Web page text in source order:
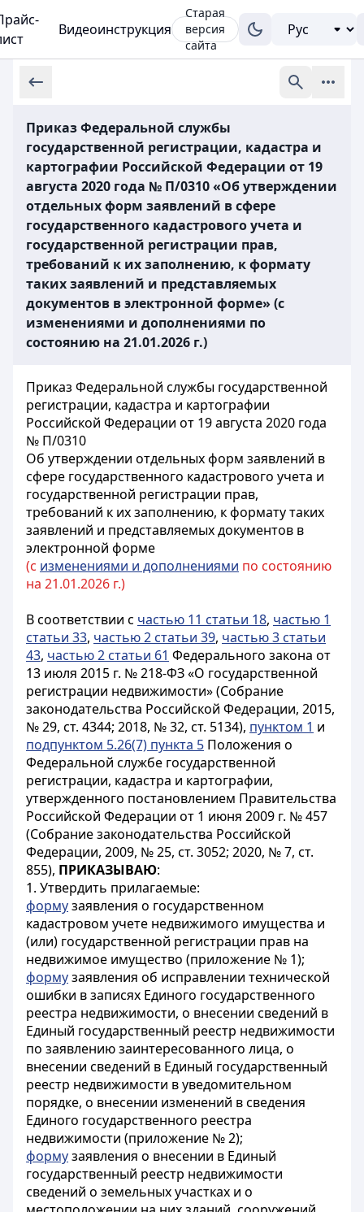
Видеоинструкция
Старая
версия
сайта
Приказ Федеральной службы
государственной регистрации, кадастра и
картографии Российской Федерации от 19
августа 2020 года № П/0310 «Об утверждении
отдельных форм заявлений в сфере
государственного кадастрового учета и
государственной регистрации прав,
требований к их заполнению, к формату
таких заявлений и представляемых
документов в электронной форме» (с
изменениями и дополнениями по
состоянию на 21.01.2026 г.)
Приказ Федеральной службы государственной
регистрации, кадастра и картографии
Российской Федерации от 19 августа 2020 года
№ П/0310
Об утверждении отдельных форм заявлений в
сфере государственного кадастрового учета и
государственной регистрации прав,
требований к их заполнению, к формату таких
заявлений и представляемых документов в
электронной форме
(с изменениями и дополнениями по состоянию
на 21.01.2026 г.)
В соответствии с частью 11 статьи 18, частью 1
статьи 33, частью 2 статьи 39, частью 3 статьи
43, частью 2 статьи 61 Федерального закона от
13 июля 2015 г. № 218-ФЗ «О государственной
регистрации недвижимости» (Собрание
законодательства Российской Федерации, 2015,
№ 29, ст. 4344; 2018, № 32, ст. 5134), пунктом 1 и
подпунктом 5.26(7) пункта 5 Положения о
Федеральной службе государственной
регистрации, кадастра и картографии,
утвержденного постановлением Правительства
Российской Федерации от 1 июня 2009 г. № 457
(Собрание законодательства Российской
Федерации, 2009, № 25, ст. 3052; 2020, № 7, ст.
855), ПРИКАЗЫВАЮ:
1. Утвердить прилагаемые:
формузаявления о государственном
кадастровом учете недвижимого имущества и
(или) государственной регистрации прав на
недвижимое имущество (приложение № 1);
формузаявления об исправлении технической
ошибки в записях Единого государственного
реестра недвижимости, о внесении сведений в
Единый государственный реестр недвижимости
по заявлению заинтересованного лица, о
внесении сведений в Единый государственный
реестр недвижимости в уведомительном
порядке, о внесении изменений в сведения
Единого государственного реестра
недвижимости (приложение № 2);
формузаявления о внесении в Единый
государственный реестр недвижимости
сведений о земельных участках и о